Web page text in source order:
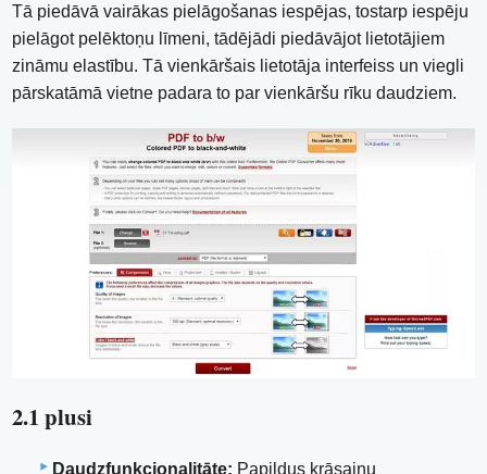
Tā piedāvā vairākas pielāgošanas iespējas, tostarp iespēju
pielāgot pelēktoņu līmeni, tādējādi piedāvājot lietotājiem
zināmu elastību. Tā vienkāršais lietotāja interfeiss un viegli
pārskatāmā vietne padara to par vienkāršu rīku daudziem.
2.1 plusi
Daudzfunkcionalitāte: Papildus krāsainu